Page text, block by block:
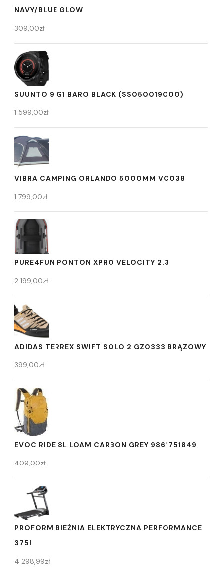
NAVY/BLUE GLOW
309,00zł
SUUNTO 9 G1 BARO BLACK (SS050019000)
1 599,00zł
VIBRA CAMPING ORLANDO 5000MM VC038
1 799,00zł
PURE4FUN PONTON XPRO VELOCITY 2.3
2 199,00zł
ADIDAS TERREX SWIFT SOLO 2 GZ0333 BRĄZOWY
399,00zł
EVOC RIDE 8L LOAM CARBON GREY 9861751849
409,00zł
PROFORM BIEŻNIA ELEKTRYCZNA PERFORMANCE
375I
4 298,99zł